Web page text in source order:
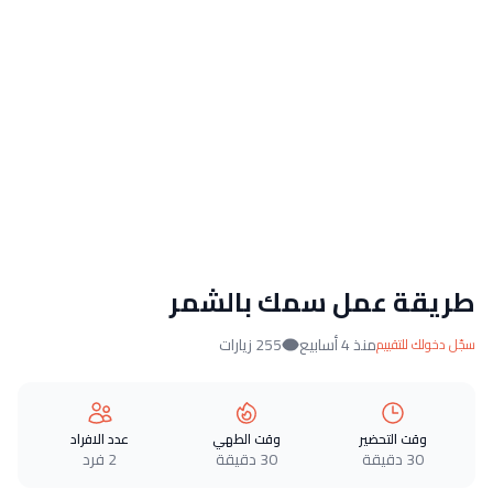
طريقة عمل سمك بالشمر
سجّل دخولك للتقييممنذ 4 أسابيع 255 زيارات
وقت التحضير
30 دقيقة
وقت الطهي
30 دقيقة
عدد الافراد
2 فرد